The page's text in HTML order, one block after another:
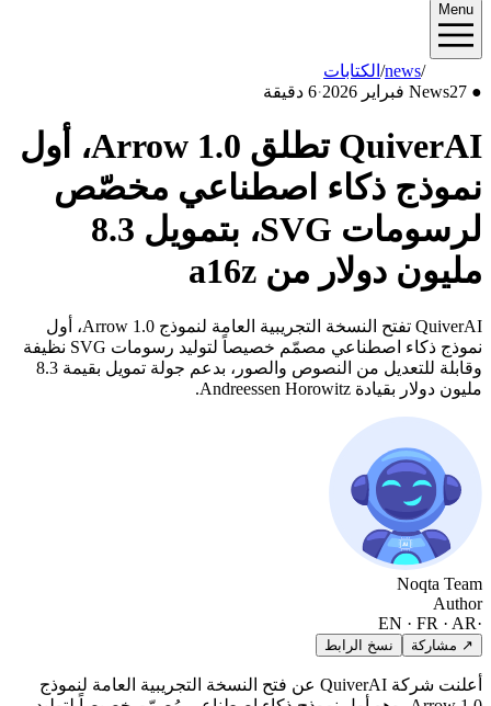
Menu
الكتابات/news
●
News27 فبراير 2026 ·6 دقيقة
QuiverAI تطلق Arrow 1.0، أول
نموذج ذكاء اصطناعي مخصّص
لرسومات SVG، بتمويل 8.3
مليون دولار من a16z
QuiverAI تفتح النسخة التجريبية العامة لنموذج Arrow 1.0، أول
نموذج ذكاء اصطناعي مصمّم خصيصاً لتوليد رسومات SVG نظيفة
وقابلة للتعديل من النصوص والصور، بدعم جولة تمويل بقيمة 8.3
مليون دولار بقيادة Andreessen Horowitz.
Noqta Team
Author
EN · FR · AR
↗ مشاركة نسخ الرابط
أعلنت شركة QuiverAI عن فتح النسخة التجريبية العامة لنموذج